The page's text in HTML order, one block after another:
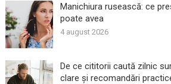
Manichiura rusească: ce
poate avea
4 august 2026
De ce cititorii caută zilnic
clare și recomandări